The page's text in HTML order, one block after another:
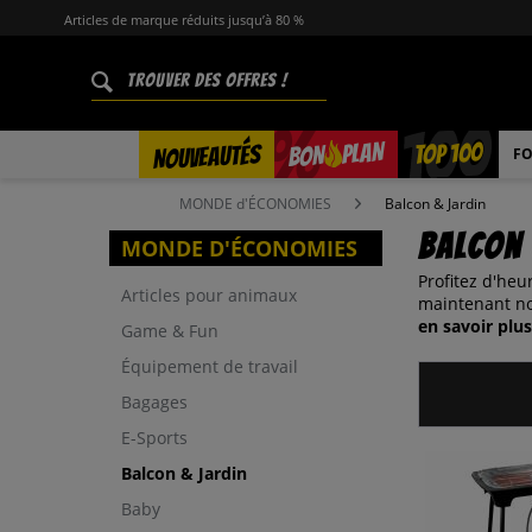
Articles de marque réduits jusqu’à 80 %
NOUVEAUTÉS BON PLAN
% TOP 100
MONDE d'ÉCONOMIES Balcon & Jardin
MONDE D'ÉCONOMIES
Articles pour animaux
Game & Fun
Équipement de travail
Bagages
E-Sports
Balcon & Jardin
Baby
Balcon
Profitez
maintenant
en savoir plus